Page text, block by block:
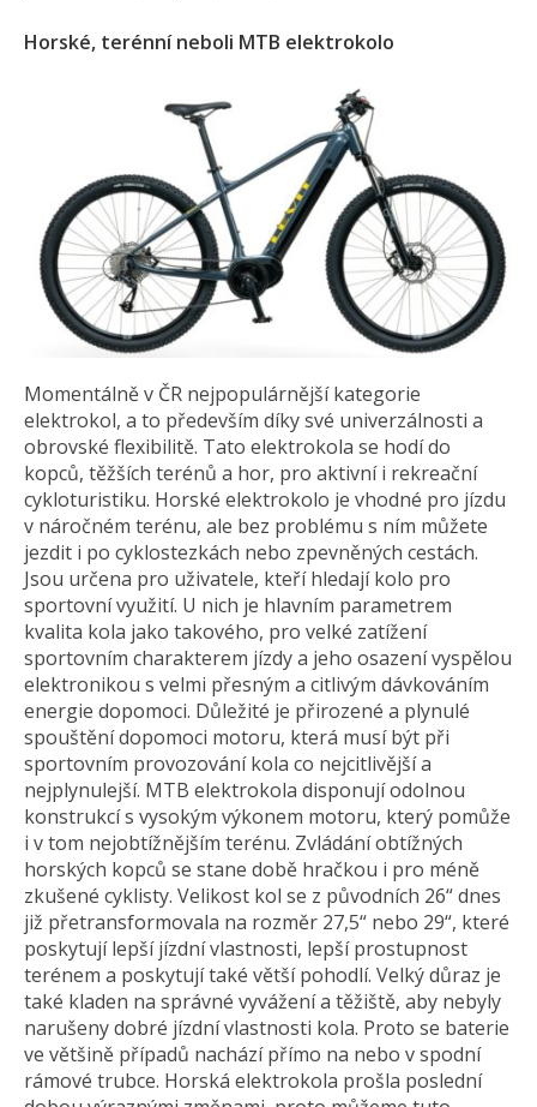
Horské, terénní neboli MTB elektrokolo
Momentálně v ČR nejpopulárnější kategorie
elektrokol, a to především díky své univerzálnosti a
obrovské flexibilitě. Tato elektrokola se hodí do
kopců, těžších terénů a hor, pro aktivní i rekreační
cykloturistiku. Horské elektrokolo je vhodné pro jízdu
v náročném terénu, ale bez problému s ním můžete
jezdit i po cyklostezkách nebo zpevněných cestách.
Jsou určena pro uživatele, kteří hledají kolo pro
sportovní využití. U nich je hlavním parametrem
kvalita kola jako takového, pro velké zatížení
sportovním charakterem jízdy a jeho osazení vyspělou
elektronikou s velmi přesným a citlivým dávkováním
energie dopomoci. Důležité je přirozené a plynulé
spouštění dopomoci motoru, která musí být při
sportovním provozování kola co nejcitlivější a
nejplynulejší. MTB elektrokola disponují odolnou
konstrukcí s vysokým výkonem motoru, který pomůže
i v tom nejobtížnějším terénu. Zvládání obtížných
horských kopců se stane době hračkou i pro méně
zkušené cyklisty. Velikost kol se z původních 26“ dnes
již přetransformovala na rozměr 27,5“ nebo 29“, které
poskytují lepší jízdní vlastnosti, lepší prostupnost
terénem a poskytují také větší pohodlí. Velký důraz je
také kladen na správné vyvážení a těžiště, aby nebyly
narušeny dobré jízdní vlastnosti kola. Proto se baterie
ve většině případů nachází přímo na nebo v spodní
rámové trubce. Horská elektrokola prošla poslední